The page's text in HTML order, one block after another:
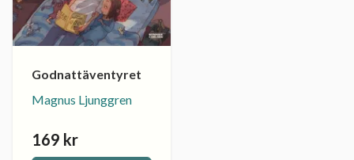
Godnattäventyret
Magnus Ljunggren
169 kr